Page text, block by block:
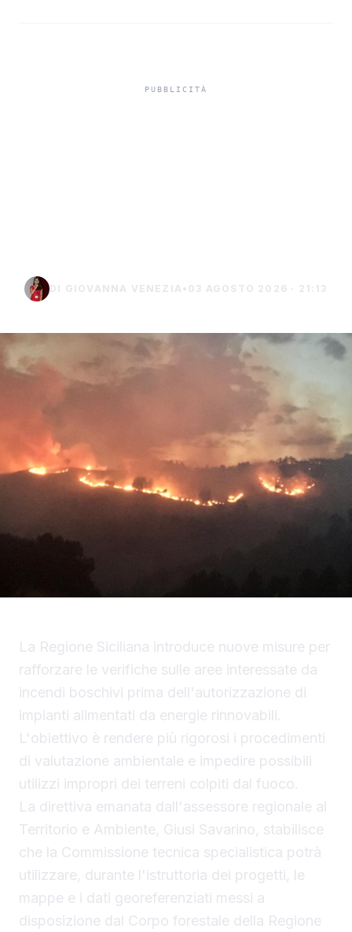
DI GIOVANNA VENEZIA • 03 AGOSTO 2026 · 21:13
La Regione Siciliana introduce nuove misure per
rafforzare le verifiche sulle aree interessate da
incendi boschivi prima dell'autorizzazione di
impianti alimentati da energie rinnovabili.
L'obiettivo è rendere più rigorosi i procedimenti
di valutazione ambientale e impedire possibili
utilizzi impropri dei terreni colpiti dal fuoco.
La direttiva emanata dall'assessore regionale al
Territorio e Ambiente, Giusi Savarino, stabilisce
che la Commissione tecnica specialistica potrà
utilizzare, durante l'istruttoria dei progetti, le
mappe e i dati georeferenziati messi a
disposizione dal Corpo forestale della Regione